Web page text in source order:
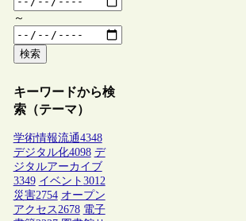
～
検索
キーワードから検
索（テーマ）
学術情報流通4348
デジタル化4098 デ
ジタルアーカイブ
3349 イベント 3012
災害2754 オープン
アクセス2678 電子